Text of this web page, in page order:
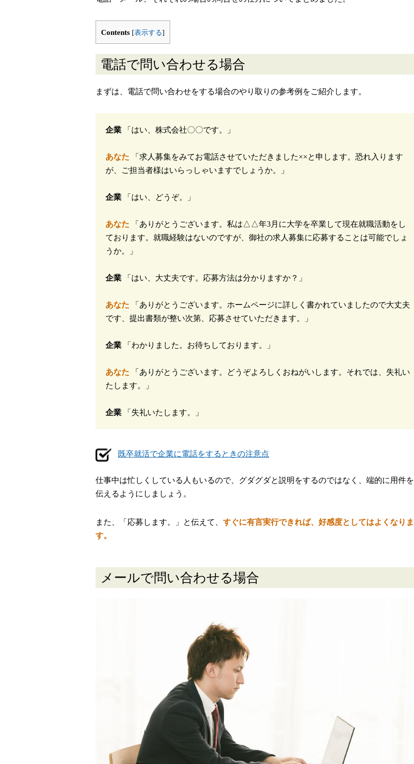
Contents [表示する]
電話で問い合わせる場合
まずは、電話で問い合わせをする場合のやり取りの参考例をご紹介します。
企業 「はい、株式会社〇〇です。」
あなた 「求人募集をみてお電話させていただきました××と申します。恐れ入ります
が、ご担当者様はいらっしゃいますでしょうか。」
企業 「はい、どうぞ。」
あなた 「ありがとうございます。私は△△年3月に大学を卒業して現在就職活動をし
ております。就職経験はないのですが、御社の求人募集に応募することは可能でしょ
うか。」
企業 「はい、大丈夫です。応募方法は分かりますか？」
あなた 「ありがとうございます。ホームページに詳しく書かれていましたので大丈夫
です、提出書類が整い次第、応募させていただきます。」
企業 「わかりました。お待ちしております。」
あなた 「ありがとうございます。どうぞよろしくおねがいします。それでは、失礼い
たします。」
企業 「失礼いたします。」
既卒就活で企業に電話をするときの注意点
仕事中は忙しくしている人もいるので、グダグダと説明をするのではなく、端的に用件を
伝えるようにしましょう。
また、「応募します。」と伝えて、 すぐに有言実行できれば、好感度としてはよくなりま
す。
メールで問い合わせる場合